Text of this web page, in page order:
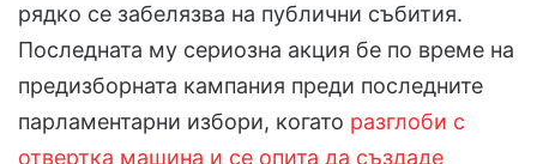
рядко се забелязва на публични събития.
Последната му сериозна акция бе по време на
предизборната кампания преди последните
парламентарни избори, когато разглоби с
отвертка машина и се опита да създаде